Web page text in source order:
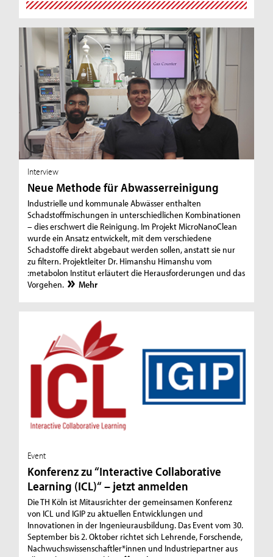
Interview
Neue Methode für Abwasserreinigung
Industrielle und kommunale Abwässer enthalten
Schadstoffmischungen in unterschiedlichen Kombinationen
– dies erschwert die Reinigung. Im Projekt MicroNanoClean
wurde ein Ansatz entwickelt, mit dem verschiedene
Schadstoffe direkt abgebaut werden sollen, anstatt sie nur
zu filtern. Projektleiter Dr. Himanshu Himanshu vom
:metabolon Institut erläutert die Herausforderungen und das
Vorgehen.
Mehr
Event
Konferenz zu “Interactive Collaborative
Learning (ICL)“ – jetzt anmelden
Die TH Köln ist Mitausrichter der gemeinsamen Konferenz
von ICL und IGIP zu aktuellen Entwicklungen und
Innovationen in der Ingenieurausbildung. Das Event vom 30.
September bis 2. Oktober richtet sich Lehrende, Forschende,
Nachwuchswissenschaftler*innen und Industriepartner aus